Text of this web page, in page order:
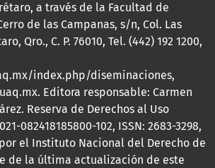
a través de la Facultad de
de las Campanas, s/n, Col. Las
Qro., C. P. 76010, Tel. (442) 192 1200,
index.php/diseminaciones,
Editora responsable: Carmen
Reserva de Derechos al Uso
082418185800-102, ISSN: 2683-3298,
el Instituto Nacional del Derecho de
de la última actualización de este